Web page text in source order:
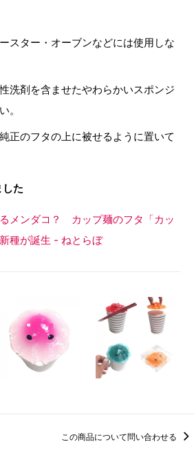
スター・オーブンなどには使用しな
洗剤を含ませたやわらかいスポンジ
。
正のフタの上に被せるように置いて
た
メンダコ？ カップ麺のフタ「カッ
種が誕生 - ねとらぼ
この商品について問い合わせる